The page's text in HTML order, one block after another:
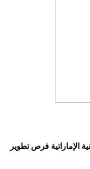
الإماراتية فرص تطوير